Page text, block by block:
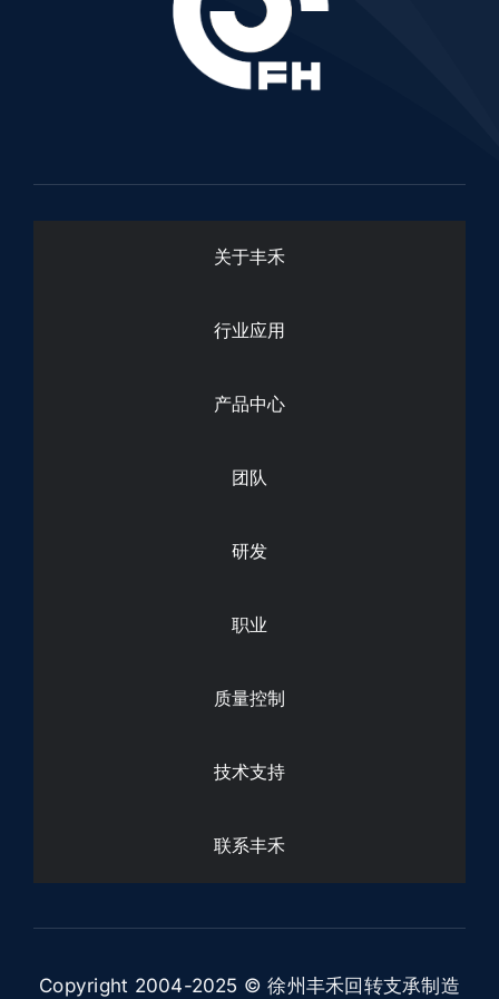
关于丰禾
行业应用
产品中心
团队
研发
职业
质量控制
技术支持
联系丰禾
Copyright 2004-2025 © 徐州丰禾回转支承制造